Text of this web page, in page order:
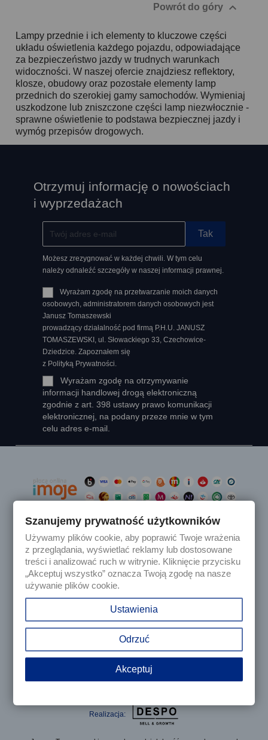
Powrót do góry 
Lampy przednie i ich elementy to kluczowe części
układu oświetlenia każdego pojazdu, odpowiadające
za bezpieczeństwo jazdy w trudnych warunkach
widoczności. W naszej ofercie znajdziesz reflektory,
klosze, obudowy oraz pozostałe elementy lamp
przednich do szerokiej gamy samochodów. Wymieniaj
uszkodzone lub zniszczone części lamp niezwłocznie -
sprawne oświetlenie to podstawa bezpiecznej jazdy i
wymóg przepisów drogowych.
Otrzymuj informację o nowościach
i wyprzedażach
Możesz zrezygnować w każdej chwili. W tym celu
należy odnaleźć szczegóły w naszej informacji prawnej.
Wyrażam zgodę na przetwarzanie moich danych
osobowych, administratorem danych osobowych jest
Janusz Tomaszewski
prowadzący działalność pod firmą P.H.U. JANUSZ
TOMASZEWSKI, ul. Słowackiego 33, Czechowice-
Dziedzice. Zapoznałem się
z Polityką Prywatności.
Wyrażam zgodę na otrzymywanie
informacji handlowej drogą elektroniczną
zgodnie z art. 398 ustawy prawo komunikacji
elektronicznej, na podany przeze mnie w tym
celu adres e-mail.
Produkty 
Nasza firma 
© 2025 - Sklep internetowy Tomczesci.pl. Wszelkie prawa
Realizacja:
Szanujemy prywatność użytkowników
Używamy plików cookie, aby poprawić Twoje wrażenia
z przeglądania, wyświetlać reklamy lub dostosowane
treści i analizować ruch w witrynie. Kliknięcie przycisku
„Akceptuj wszystko” oznacza Twoją zgodę na nasze
używanie plików cookie.
Ustawienia
Odrzuć
Akceptuj